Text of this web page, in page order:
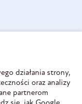
działania strony,
oraz analizy
partnerom